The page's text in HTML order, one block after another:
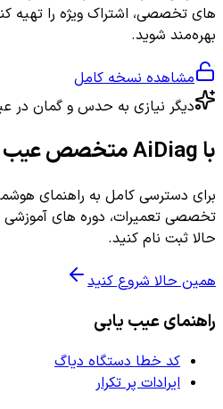
های تخصصی، اشتراک ویژه را تهیه
بهره‌مند شوید.
مشاهده نسخه کامل
دیگر نیازی به حدس و گمان در
با AiDiag متخصص عیب یابی خودرو شوید
برای دسترسی کامل به راهنمای
تخصصی تعمیرات، دوره های
حالا ثبت نام کنید.
همین حالا شروع کنید
راهنمای عیب یابی
کد خطا دستگاه دیاگ
ایرادات پر تکرار